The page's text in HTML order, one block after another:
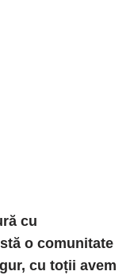
cu
o comunitate
cu toții avem